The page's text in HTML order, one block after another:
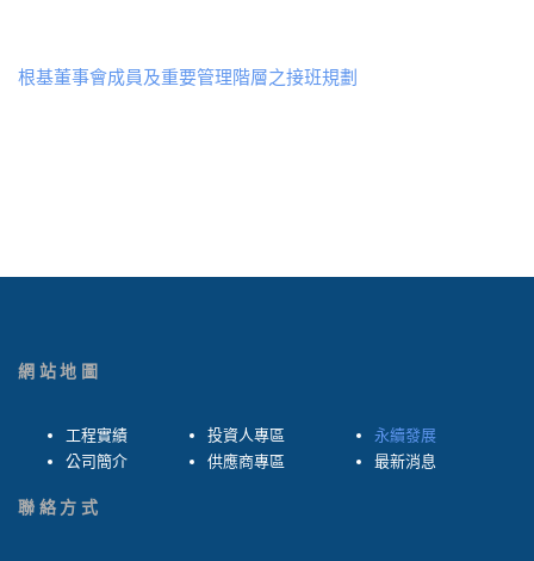
根基董事會成員及重要管理階層之接班規劃
網站地圖
工程實績
公司簡介
投資人專區
供應商專區
永續發展
最新消息
聯絡方式